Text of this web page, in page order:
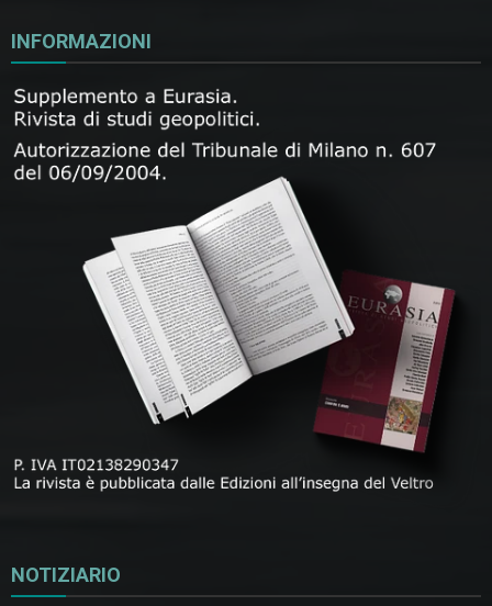
INFORMAZIONI
NOTIZIARIO